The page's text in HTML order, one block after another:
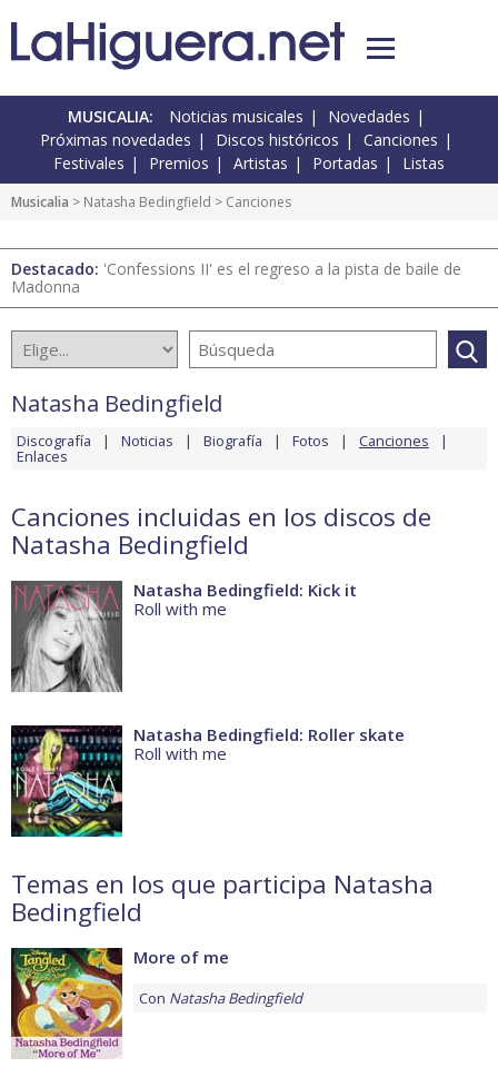
MUSICALIA: Noticias musicales
Novedades
Próximas novedades
Discos históricos
Canciones
Festivales
Premios Artistas Portadas Listas
Musicalia > Natasha Bedingfield > Canciones
Destacado: 'Confessions II' es el regreso a la pista de baile de
Madonna
Natasha Bedingfield
Discografía Noticias Biografía Fotos Canciones
Enlaces
Canciones incluidas en los discos de
Natasha Bedingfield
Natasha Bedingfield: Kick it
Roll with me
Natasha Bedingfield: Roller skate
Roll with me
Temas en los que participa Natasha
Bedingfield
More of me
Con Natasha Bedingfield